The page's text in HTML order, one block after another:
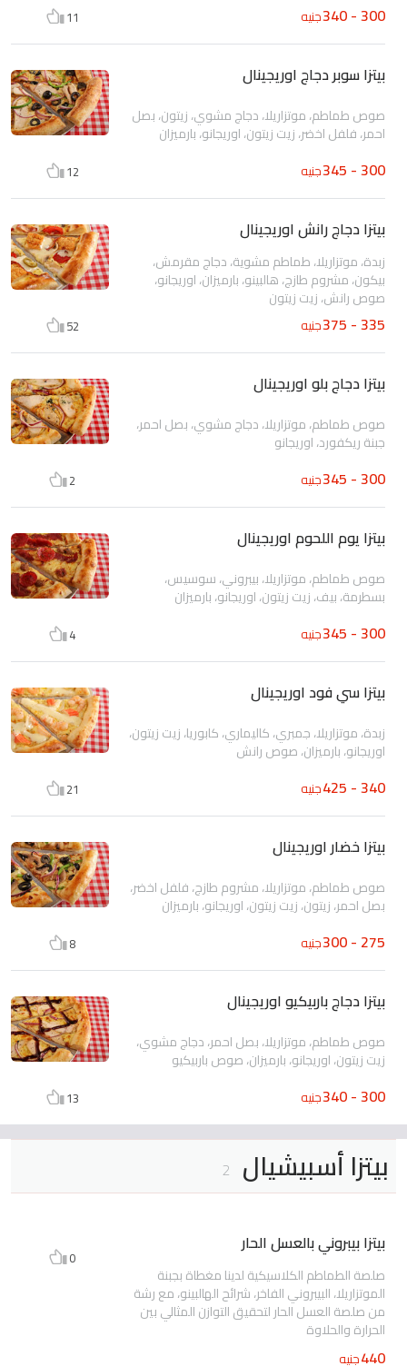
300 - 340 جنيه 11
بيتزا سوبر دجاج اوريجينال
صوص طماطم، موتزاريلا، دجاج مشوي، زيتون، بصل
احمر، فلفل اخضر، زيت زيتون، اوريجانو، بارميزان
300 - 345 جنيه 12
بيتزا دجاج رانش اوريجينال
زبدة، موتزاريلا، طماطم مشوية، دجاج مقرمش،
بيكون، مشروم طازج، هالبينو، بارميزان، اوريجانو،
صوص رانش، زيت زيتون
335 - 375 جنيه 52
بيتزا دجاج بلو اوريجينال
صوص طماطم، موتزاريلا، دجاج مشوي، بصل احمر،
جبنة ريكفورد، اوريجانو
300 - 345 جنيه 2
بيتزا يوم اللحوم اوريجينال
صوص طماطم، موتزاريلا، بيبروني، سوسيس،
بسطرمة، بيف، زيت زيتون، اوريجانو، بارميزان
300 - 345 جنيه 4
بيتزا سي فود اوريجينال
زبدة، موتزاريلا، جمبري، كاليماري، كابوريا، زيت زيتون،
اوريجانو، بارميزان، صوص رانش
340 - 425 جنيه 21
بيتزا خضار اوريجينال
صوص طماطم، موتزاريلا، مشروم طازج، فلفل اخضر،
بصل احمر، زيتون، زيت زيتون، اوريجانو، بارميزان
275 - 300 جنيه 8
بيتزا دجاج باربيكيو اوريجينال
صوص طماطم، موتزاريلا، بصل احمر، دجاج مشوي،
زيت زيتون، اوريجانو، بارميزان، صوص باربيكيو
300 - 340 جنيه 13
بيتزا أسبيشيال 2
بيتزا بيبروني بالعسل الحار
صلصة الطماطم الكلاسيكية لدينا مغطاة بجبنة
الموتزاريلا، البيبروني الفاخر، شرائح الهالبينو، مع رشة
من صلصة العسل الحار لتحقيق التوازن المثالي بين
الحرارة والحلاوة
440جنيه
0